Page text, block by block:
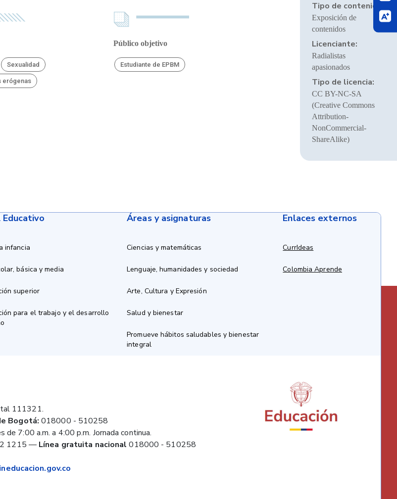
Sexualidad
erógenas
Público objetivo
Estudiante de EPBM
Tipo de contenido:
Exposición de
contenidos
Licenciante:
Radialistas
apasionados
Tipo de licencia:
CC BY-NC-SA
(Creative Commons
Attribution-
NonCommercial-
ShareAlike)
Educativo
infancia
básica y media
superior
para el trabajo y el desarrollo
Áreas y asignaturas
Ciencias y matemáticas
Lenguaje, humanidades y sociedad
Arte, Cultura y Expresión
Salud y bienestar
Promueve hábitos saludables y bienestar
integral
Enlaces externos
CurrIdeas
Colombia Aprende
111321.
Bogotá: 018000 - 510258
de 7:00 a.m. a 4:00 p.m. Jornada continua.
1215 — Línea gratuita nacional 018000 - 510258